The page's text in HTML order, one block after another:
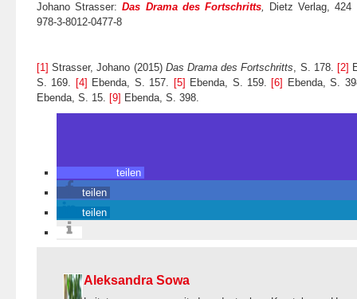
Johano Strasser:Das Drama des Fortschritts,
Dietz Verlag,
978-3-8012-0477-8
[1] Strasser, Johano (2015) Das Drama des Fortschritts, S. 178. [2]
S. 169. [4] Ebenda, S. 157. [5] Ebenda, S. 159. [6]
Ebenda, S.
Ebenda, S. 15. [9] Ebenda, S. 398.
teilen
teilen
teilen
Aleksandra Sowa